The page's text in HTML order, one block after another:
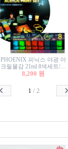
PHOENIX 피닉스 야광 아
크릴물감 21ml 8색세트/야
광물감
8,200 원
1 / 2